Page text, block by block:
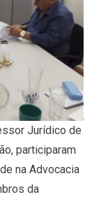
Jurídico de
participaram
na Advocacia
da